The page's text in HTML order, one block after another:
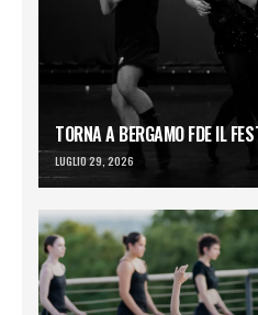
TORNA A BERGAMO FDE IL
LUGLIO 29, 2026